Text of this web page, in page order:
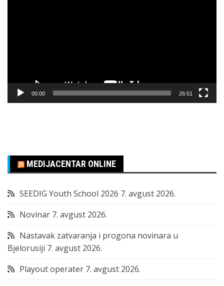
00:00 26:51
MEDIJACENTAR ONLINE
SEEDIG Youth School 2026 7. avgust 2026.
Novinar 7. avgust 2026.
Nastavak zatvaranja i progona novinara u
Bjelorusiji 7. avgust 2026.
Playout operater 7. avgust 2026.